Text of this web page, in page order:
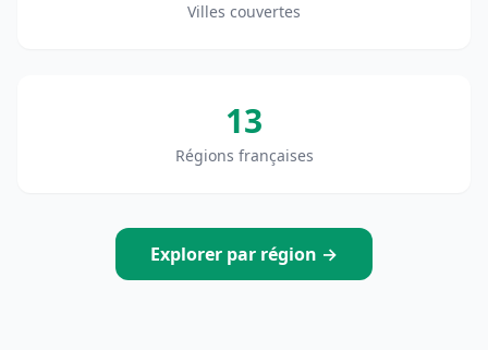
Villes couvertes
13
Régions françaises
Explorer par région →